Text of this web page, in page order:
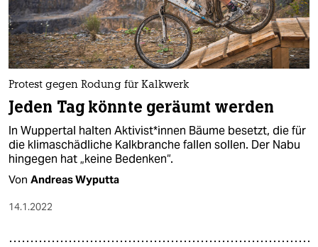
Protest gegen Rodung für Kalkwerk
Jeden Tag könnte geräumt werden
In Wuppertal halten Ak­ti­vis­t*innen Bäume besetzt, die für
die klimaschädliche Kalkbranche fallen sollen. Der Nabu
hingegen hat „keine Bedenken“.
Von Andreas Wyputta
14.1.2022